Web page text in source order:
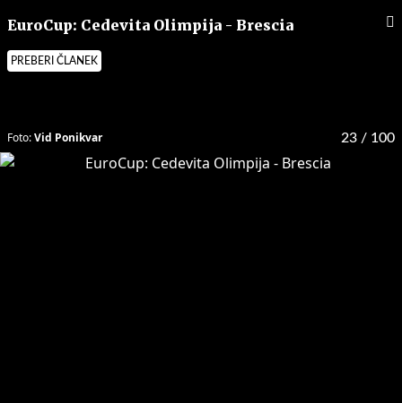
EuroCup: Cedevita Olimpija - Brescia
PREBERI ČLANEK
23 / 100
Foto:Vid Ponikvar